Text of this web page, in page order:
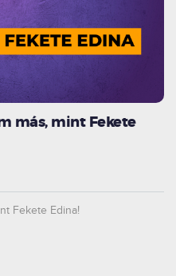
más, mint Fekete
Fekete Edina!